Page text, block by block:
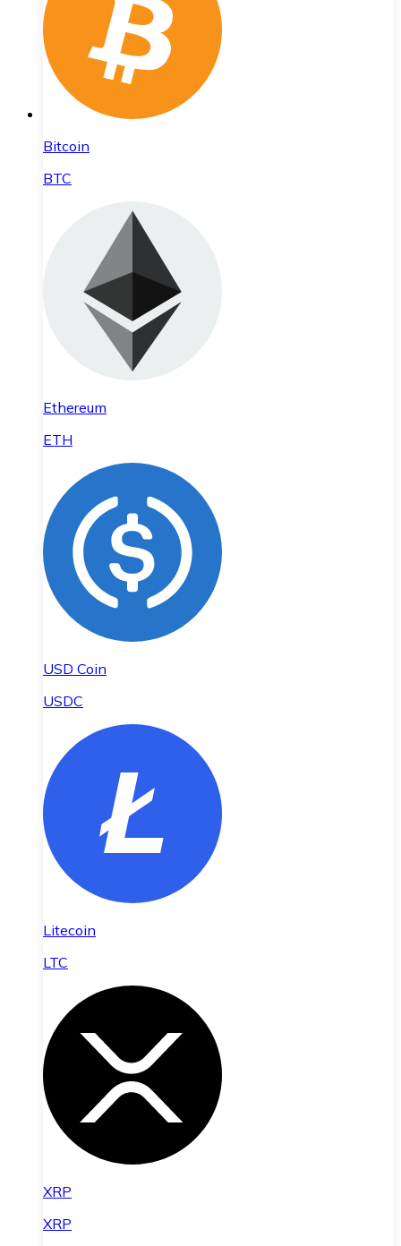
Bitcoin
BTC
Ethereum
ETH
USD Coin
USDC
Litecoin
LTC
XRP
XRP